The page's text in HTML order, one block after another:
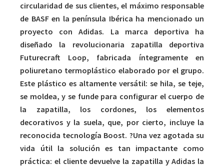
circularidad de sus clientes, el máximo responsable
de BASF en la península Ibérica ha mencionado un
proyecto con Adidas. La marca deportiva ha
diseñado la revolucionaria zapatilla deportiva
Futurecraft Loop, fabricada íntegramente en
poliuretano termoplástico elaborado por el grupo.
Este plástico es altamente versátil: se hila, se teje,
se moldea, y se funde para configurar el cuerpo de
la zapatilla, los cordones, los elementos
decorativos y la suela, que, por cierto, incluye la
reconocida tecnología Boost. ?Una vez agotada su
vida útil la solución es tan impactante como
práctica: el cliente devuelve la zapatilla y Adidas la